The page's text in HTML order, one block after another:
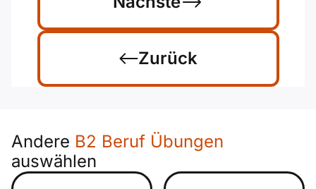
Zurück
Andere B2 Beruf Übungen
auswählen